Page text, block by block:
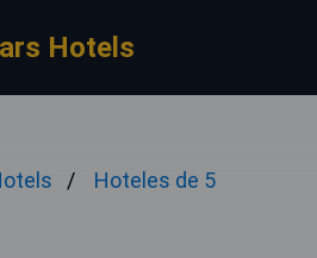
Hotels
Hoteles de 5